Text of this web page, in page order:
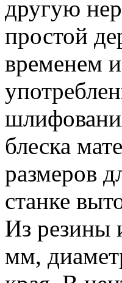
другую
простой
временем
блеска
размеров
станке
Из резины
мм,